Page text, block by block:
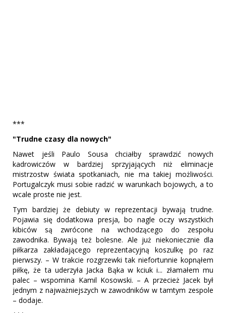
***
"Trudne czasy dla nowych"
Nawet jeśli Paulo Sousa chciałby sprawdzić nowych
kadrowiczów w bardziej sprzyjających niż eliminacje
mistrzostw świata spotkaniach, nie ma takiej możliwości.
Portugalczyk musi sobie radzić w warunkach bojowych, a to
wcale proste nie jest.
Tym bardziej że debiuty w reprezentacji bywają trudne.
Pojawia się dodatkowa presja, bo nagle oczy wszystkich
kibiców są zwrócone na wchodzącego do zespołu
zawodnika. Bywają też bolesne. Ale już niekoniecznie dla
piłkarza zakładającego reprezentacyjną koszulkę po raz
pierwszy. – W trakcie rozgrzewki tak niefortunnie kopnąłem
piłkę, że ta uderzyła Jacka Bąka w kciuk i... złamałem mu
palec – wspomina Kamil Kosowski. – A przecież Jacek był
jednym z najważniejszych w zawodników w tamtym zespole
– dodaje.